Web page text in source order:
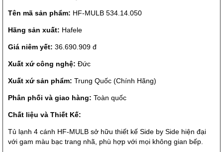
Tên mã sản phẩm: HF-MULB 534.14.050
Hãng sản xuất: Hafele
Giá niêm yết: 36.690.909 đ
Xuất xứ công nghệ: Đức
Xuất xứ sản phẩm: Trung Quốc (Chính Hãng)
Phân phối và giao hàng: Toàn quốc
Chất liệu và Thiết Kế:
Tủ lạnh 4 cánh HF-MULB sở hữu thiết kế Side by Side hiện đại
với gam màu bạc trang nhã, phù hợp với mọi không gian bếp.